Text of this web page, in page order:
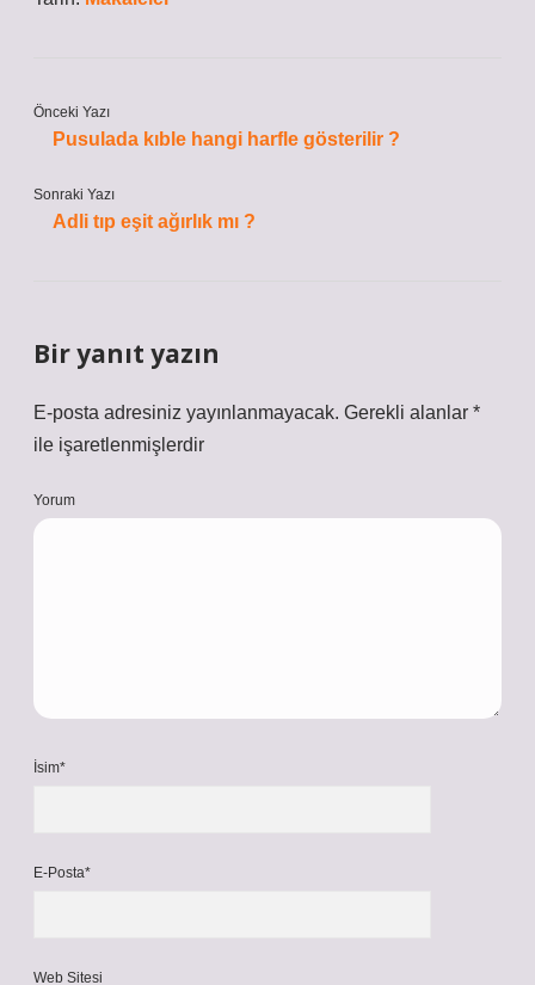
Önceki Yazı
Pusulada kıble hangi harfle gösterilir ?
Sonraki Yazı
Adli tıp eşit ağırlık mı ?
Bir yanıt yazın
E-posta adresiniz yayınlanmayacak. Gerekli alanlar *
ile işaretlenmişlerdir
Yorum
İsim*
E-Posta*
Web Sitesi